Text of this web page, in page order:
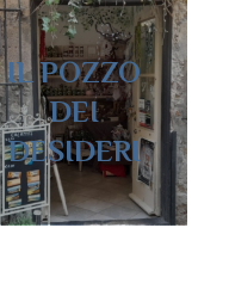
IL POZZO
DEI
DESIDERI